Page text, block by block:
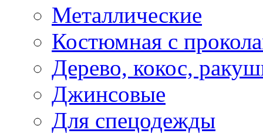
Металлические
Костюмная с
Дерево, кокос,
Джинсовые
Для спецодежды